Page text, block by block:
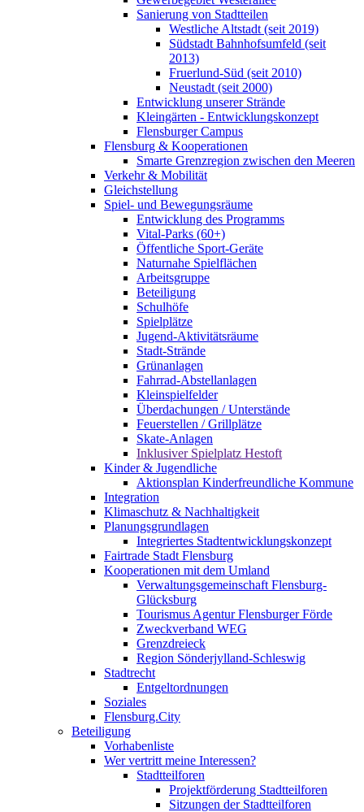
Sanierung von Stadtteilen
Westliche Altstadt (seit 2019)
Südstadt Bahnhofsumfeld (seit
2013)
Fruerlund-Süd (seit 2010)
Neustadt (seit 2000)
Entwicklung unserer Strände
Kleingärten - Entwicklungskonzept
Flensburger Campus
Flensburg & Kooperationen
Smarte Grenzregion zwischen den Meeren
Verkehr & Mobilität
Gleichstellung
Spiel- und Bewegungsräume
Entwicklung des Programms
Vital-Parks (60+)
Öffentliche Sport-Geräte
Naturnahe Spielflächen
Arbeitsgruppe
Beteiligung
Schulhöfe
Spielplätze
Jugend-Aktivitätsräume
Stadt-Strände
Grünanlagen
Fahrrad-Abstellanlagen
Kleinspielfelder
Überdachungen / Unterstände
Feuerstellen / Grillplätze
Skate-Anlagen
Inklusiver Spielplatz Hestoft
Kinder & Jugendliche
Aktionsplan Kinderfreundliche Kommune
Integration
Klimaschutz & Nachhaltigkeit
Planungsgrundlagen
Integriertes Stadtentwicklungskonzept
Fairtrade Stadt Flensburg
Kooperationen mit dem Umland
Verwaltungsgemeinschaft Flensburg-
Glücksburg
Tourismus Agentur Flensburger Förde
Zweckverband WEG
Grenzdreieck
Region Sönderjylland-Schleswig
Stadtrecht
Entgeltordnungen
Soziales
Flensburg.City
Beteiligung
Vorhabenliste
Wer vertritt meine Interessen?
Stadtteilforen
Projektförderung Stadtteilforen
Sitzungen der Stadtteilforen